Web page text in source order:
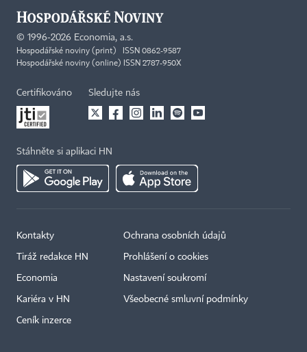
© 1996-2026 Economia, a.s.
Hospodářské noviny (print) ISSN 0862-9587
Hospodářské noviny (online) ISSN 2787-950X
Certifikováno Sledujte nás
Stáhněte si aplikaci HN
Kontakty
Tiráž redakce HN
Economia
Kariéra v HN
Ceník inzerce
Ochrana osobních údajů
Prohlášení o cookies
Nastavení soukromí
Všeobecné smluvní podmínky